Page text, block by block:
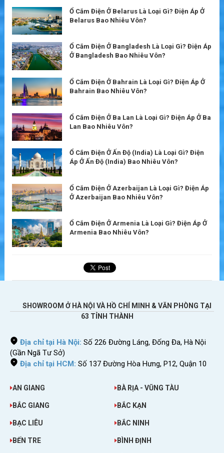
Ổ Cắm Điện Ở Belarus Là Loại Gì? Điện Áp Ở
Belarus Bao Nhiêu Vôn?
Ổ Cắm Điện Ở Bangladesh Là Loại Gì? Điện Áp
Ở Bangladesh Bao Nhiêu Vôn?
Ổ Cắm Điện Ở Bahrain Là Loại Gì? Điện Áp Ở
Bahrain Bao Nhiêu Vôn?
Ổ Cắm Điện Ở Ba Lan Là Loại Gì? Điện Áp Ở Ba
Lan Bao Nhiêu Vôn?
Ổ Cắm Điện Ở Ấn Độ (India) Là Loại Gì? Điện
Áp Ở Ấn Độ (India) Bao Nhiêu Vôn?
Ổ Cắm Điện Ở Azerbaijan Là Loại Gì? Điện Áp
Ở Azerbaijan Bao Nhiêu Vôn?
Ổ Cắm Điện Ở Armenia Là Loại Gì? Điện Áp Ở
Armenia Bao Nhiêu Vôn?
SHOWROOM Ở HÀ NỘI VÀ HỒ CHÍ MINH & VĂN PHÒNG TẠI
63 TỈNH THÀNH
Địa chỉ tại Hà Nội: Số 226 Đường Láng, Đống Đa, Hà Nội
(Gần Ngã Tư Sở)
Địa chỉ tại HCM: Số 137 Đường Hòa Hưng, P12, Quận 10
AN GIANG BÀ RỊA - VŨNG TÀU
BẮC GIANG BẮC KẠN
BẠC LIÊU BẮC NINH
BẾN TRE BÌNH ĐỊNH